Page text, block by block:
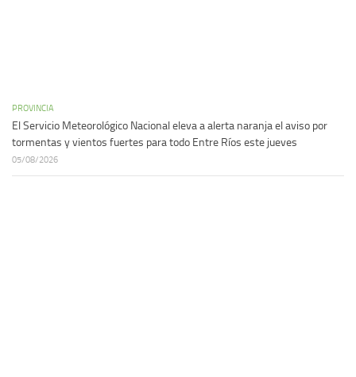
PROVINCIA
El Servicio Meteorológico Nacional eleva a alerta naranja el aviso por
tormentas y vientos fuertes para todo Entre Ríos este jueves
05/08/2026